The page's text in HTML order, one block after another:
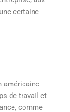
certaine
américaine
de travail et
comme